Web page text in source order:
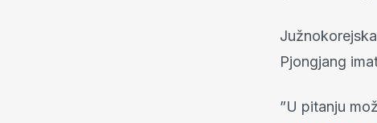
Pjongjang
”U pitanju